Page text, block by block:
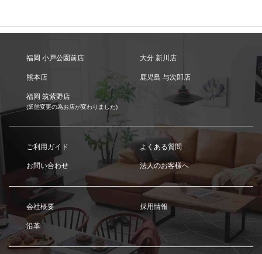
福岡 小戸公園前店 大分 新川店
熊本店 鹿児島 与次郎店
福岡 筑紫野店
(業態変更の為お店が変わりました)
ご利用ガイド よくある質問
お問い合わせ 法人のお客様へ
会社概要 採用情報
沿革